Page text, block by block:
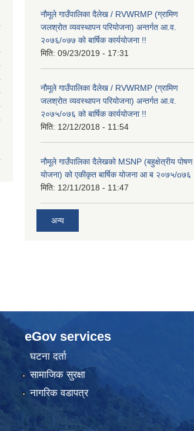
नौमूले गाउँपालिका दैलेख / RVWRMP (ग्रामिण
जलश्रोत व्यवस्थापन परियोजना) अन्तर्गत आ.व.
२०७६/०७७ को बार्षिक कार्ययोजना !!
मिति: 09/23/2019 - 17:31
नौमूले गाउँपालिका दैलेख / RVWRMP (ग्रामिण
जलश्रोत व्यवस्थापन परियोजना) अन्तर्गत आ.व.
२०७५/०७६ को बार्षिक कार्ययोजना !!
मिति: 12/12/2018 - 11:54
नौमूले गाउँपालिका दैलेखको MSNP (बहुक्षेत्रीय पोषण
योजना) को एकीकृत बार्षिक योजना आ ब २०७५/o७६
मिति: 12/11/2018 - 11:47
अन्य
eGov services
घटना दर्ता
सामाजिक सुरक्षा
नागरिक वडापत्र